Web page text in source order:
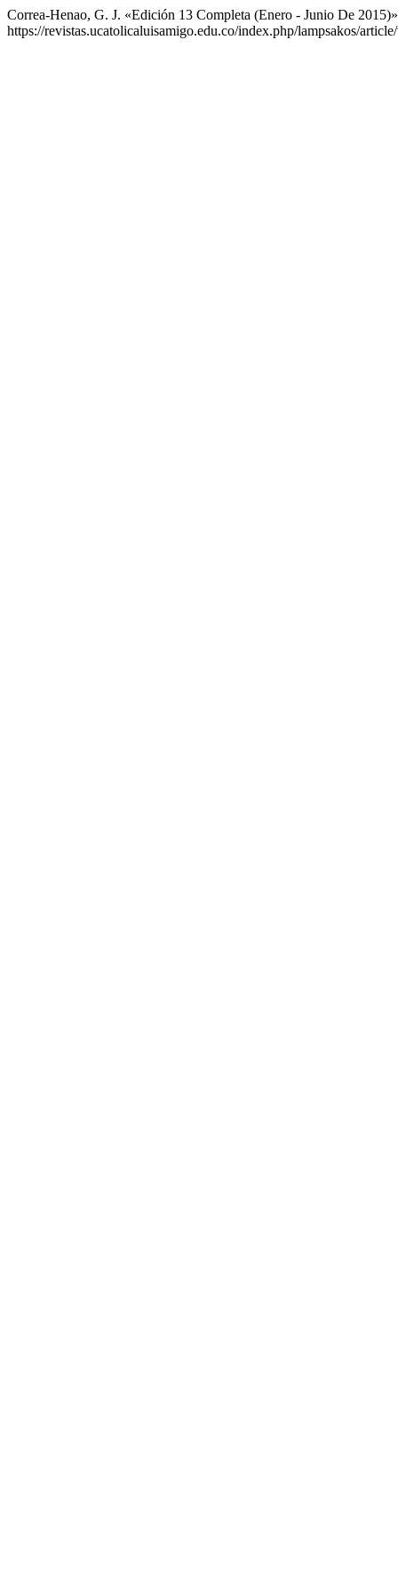
Correa-Henao, G. J. «Edición 13 Completa (Enero - Junio De
https://revistas.ucatolicaluisamigo.edu.co/index.php/lampsakos/